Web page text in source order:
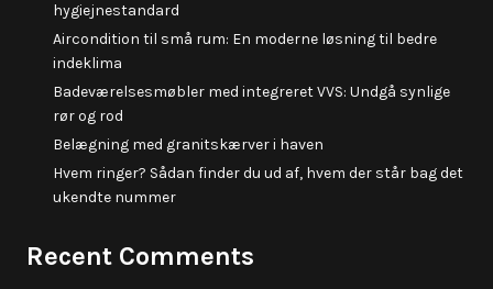
hygiejnestandard
Aircondition til små rum: En moderne løsning til bedre
indeklima
Badeværelsesmøbler med integreret VVS: Undgå synlige
rør og rod
Belægning med granitskærver i haven
Hvem ringer? Sådan finder du ud af, hvem der står bag det
ukendte nummer
Recent Comments